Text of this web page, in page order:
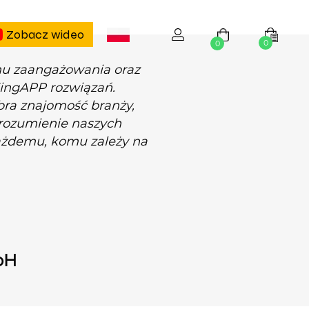
Zobacz wideo
0 0
zaangażowania oraz
rozwiązań.
znajomość branży,
naszych
komu zależy na